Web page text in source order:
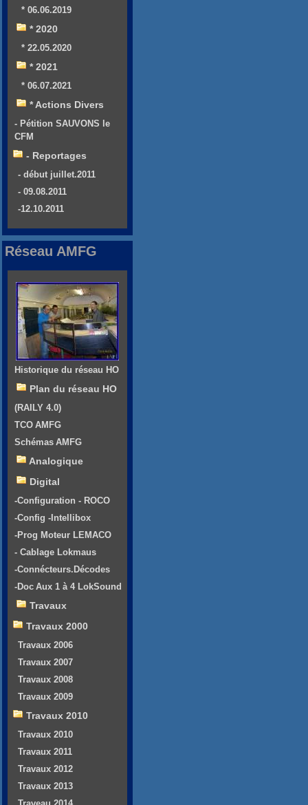
* 06.06.2019
* 2020
* 22.05.2020
* 2021
* 06.07.2021
* Actions Divers
- Pétition SAUVONS le
CFM
- Reportages
- début juillet.2011
- 09.08.2011
-12.10.2011
Réseau AMFG
Historique du réseau HO
Plan du réseau HO
(RAILY 4.0)
TCO AMFG
Schémas AMFG
Analogique
Digital
-Configuration - ROCO
-Config -Intellibox
-Prog Moteur LEMACO
- Cablage Lokmaus
-Connécteurs.Décodes
-Doc Aux 1 à 4 LokSound
Travaux
Travaux 2000
Travaux 2006
Travaux 2007
Travaux 2008
Travaux 2009
Travaux 2010
Travaux 2010
Travaux 2011
Travaux 2012
Travaux 2013